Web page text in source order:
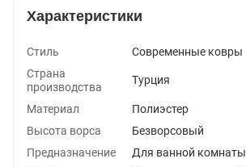
Характеристики
Стиль
Современные ковры
Страна
производства
Турция
Материал
Полиэстер
Высота ворса
Безворсовый
Предназначение
Для ванной комнаты